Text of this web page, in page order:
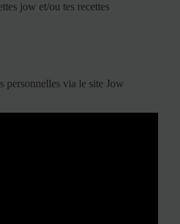
jow et/ou tes recettes
personnelles via le site Jow